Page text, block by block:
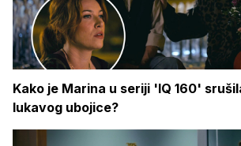
Kako je Marina u seriji 'IQ 160'
lukavog ubojice?